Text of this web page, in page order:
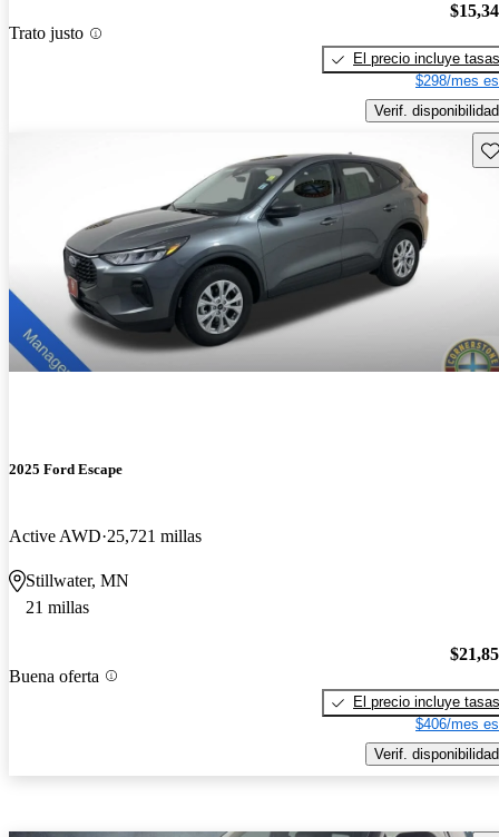
Trato justo
El precio incluye tasas
$298/mes
Verif. disponibilidad
2025 Ford Escape
Active AWD 25,721 millas
Stillwater, MN
21 millas
Buena oferta
El precio incluye tasas
$406/mes
Verif. disponibilidad